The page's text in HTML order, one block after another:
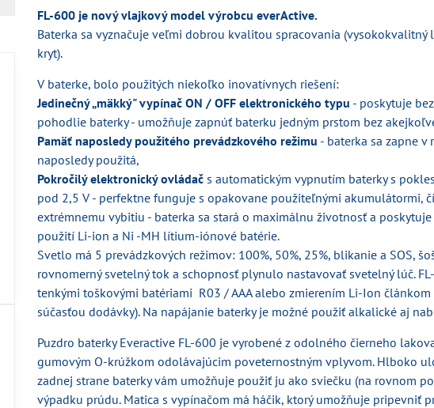
FL-600 je nový vlajkový model výrobcu everActive.
Baterka sa vyznačuje veľmi dobrou kvalitou spracovania (vysokokvalitný
kryt).
V baterke, bolo použitých niekoľko inovatívnych riešení:
Jedinečný „mäkký" vypínač ON / OFF elektronického typu - poskytuje
pohodlie baterky - umožňuje zapnúť baterku jedným prstom bez
Pamäť naposledy použitého prevádzkového režimu - baterka sa zapne v
naposledy použitá,
Pokročilý elektronický ovládač s automatickým vypnutím baterky s
pod 2,5 V - perfektne funguje s opakovane použiteľnými akumulátormi,
extrémnemu vybitiu - baterka sa stará o maximálnu životnosť a
použití Li-ion a Ni -MH lítium-iónové batérie.
Svetlo má 5 prevádzkových režimov: 100%, 50%, 25%, blikanie a SOS,
rovnomerný svetelný tok a schopnosť plynulo nastavovať svetelný lúč.
tenkými toškovými batériami R03 / AAA alebo zmierením Li-Ion
súčasťou dodávky). Na napájanie baterky je možné použiť alkalické aj
Puzdro baterky Everactive FL-600 je vyrobené z odolného čierneho
gumovým O-krúžkom odolávajúcim poveternostným vplyvom. Hlboko
zadnej strane baterky vám umožňuje použiť ju ako sviečku (na rovnom
výpadku prúdu. Matica s vypínačom má háčik, ktorý umožňuje pripevniť